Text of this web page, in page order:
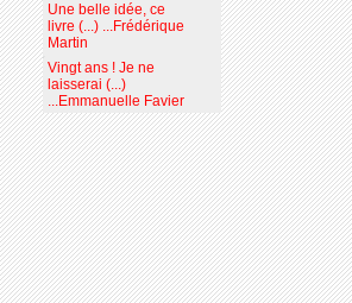
Une belle idée, ce
livre (...) ...Frédérique
Martin
Vingt ans ! Je ne
laisserai (...)
...Emmanuelle Favier